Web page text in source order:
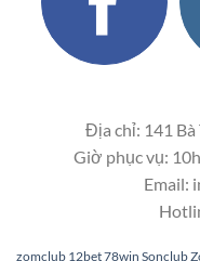
Địa chỉ: 141 Bà
Giờ phục vụ:
Email:
zomclub 12bet78win Sonclub